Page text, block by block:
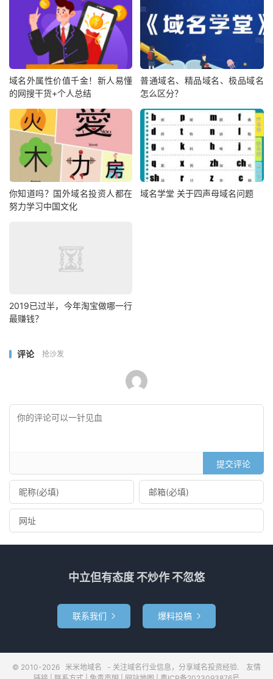
域名外属性价值千金！新人易懂
的网搜干货+个人总结
普通域名、精品域名、极品域名
怎么区分？
你知道吗？国外域名投资人都在
努力学习中国文化
域名学堂 关于四声母域名问题
2019已过半，今年淘宝做哪一行
最赚钱？
评论 抢沙发
提交评论
中立但有态度 不炒作 不忽悠
联系我们  爆料投稿 
© 2010-2026 米米地域名 - 关注域名行业信息，分享域名投资经验. 友情